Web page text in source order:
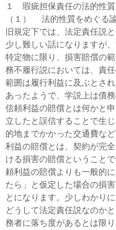
１ 瑕疵担保責任の法的性質
（１） 法的性質をめぐる
旧規定下では、法定責任説
少し難しい話になりますが
特定物に限り、損害賠償の
務不履行説においては、責
範囲は履行利益に及ぶとさ
あったようで、学説上は債
信頼利益の賠償とは何かと
立したと誤信することで生
的地までかかった交通費な
利益の賠償とは、契約が完
ける損害の賠償ということ
頼利益の賠償よりも一般的
たら」と仮定した場合の損
とになります。少しわかり
どうして法定責任説なのか
務者に落ち度があるとは限